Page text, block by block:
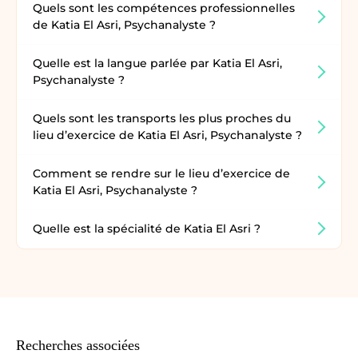
Quels sont les compétences professionnelles
de Katia El Asri, Psychanalyste ?
Quelle est la langue parlée par Katia El Asri,
Psychanalyste ?
Quels sont les transports les plus proches du
lieu d’exercice de Katia El Asri, Psychanalyste ?
Comment se rendre sur le lieu d’exercice de
Katia El Asri, Psychanalyste ?
Quelle est la spécialité de Katia El Asri ?
Recherches associées